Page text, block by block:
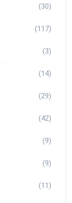
(30)
(117)
(3)
(14)
(29)
(42)
(9)
(9)
(11)